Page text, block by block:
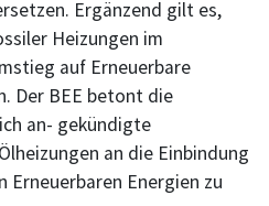
Ergänzend gilt es,
Heizungen im
auf Erneuerbare
Der BEE betont die
an- gekündigte
an die Einbindung
Energien zu